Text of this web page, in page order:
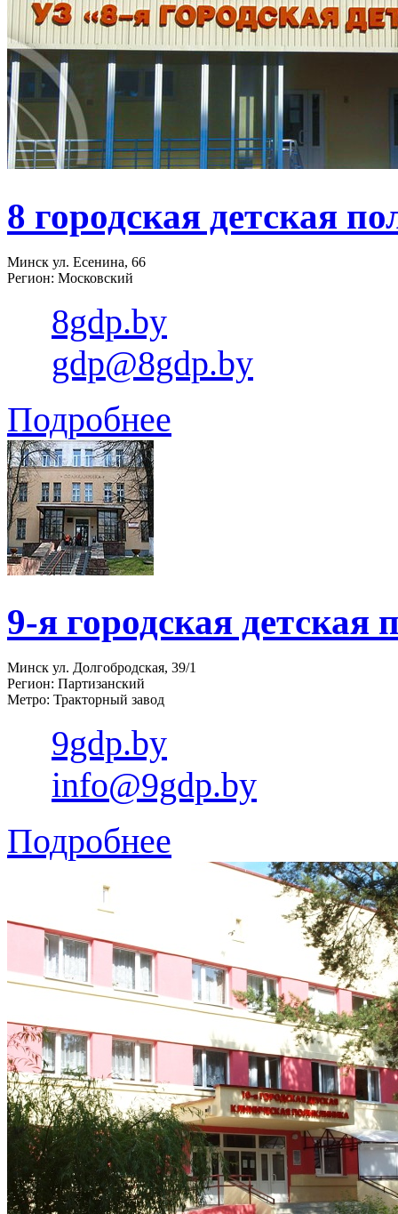
8 городская детская
Минск ул. Есенина, 66
Регион: Московский
8gdp.by
gdp@8gdp.by
Подробнее
9-я городская детская
Минск ул. Долгобродская, 39/1
Регион: Партизанский
Метро: Тракторный завод
9gdp.by
info@9gdp.by
Подробнее